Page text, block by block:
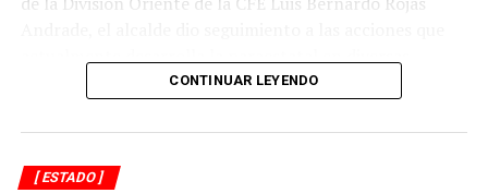
comunidades, colonias y la zona centro de la
mantenimiento, modernización y fortalecimiento de la
red eléctrica.
CONTINUAR LEYENDO
[ ESTADO ]